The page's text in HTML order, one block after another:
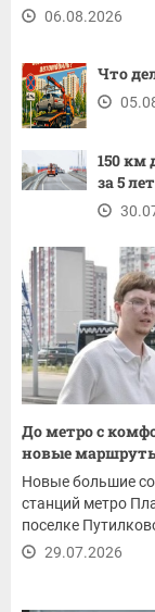
06.08.2026
Что
150 км
за 5 лет
До метро с
новые
Новые большие
станций метро
поселке
29.07.2026